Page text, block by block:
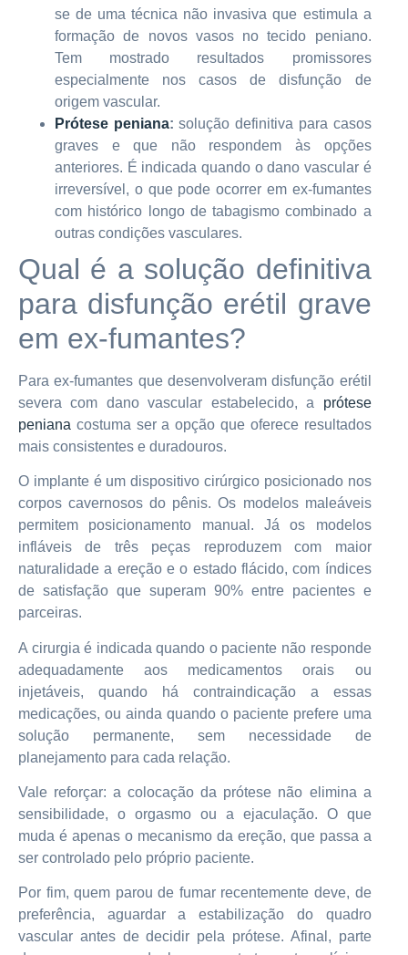
se de uma técnica não invasiva que estimula a
formação de novos vasos no tecido peniano.
Tem mostrado resultados promissores
especialmente nos casos de disfunção de
origem vascular.
Prótese peniana: solução definitiva para casos
graves e que não respondem às opções
anteriores. É indicada quando o dano vascular é
irreversível, o que pode ocorrer em ex-fumantes
com histórico longo de tabagismo combinado a
outras condições vasculares.
Qual é a solução definitiva
para disfunção erétil grave
em ex-fumantes?
Para ex-fumantes que desenvolveram disfunção erétil
severa com dano vascular estabelecido, a prótese
peniana costuma ser a opção que oferece resultados
mais consistentes e duradouros.
O implante é um dispositivo cirúrgico posicionado nos
corpos cavernosos do pênis. Os modelos maleáveis
permitem posicionamento manual. Já os modelos
infláveis de três peças reproduzem com maior
naturalidade a ereção e o estado flácido, com índices
de satisfação que superam 90% entre pacientes e
parceiras.
A cirurgia é indicada quando o paciente não responde
adequadamente aos medicamentos orais ou
injetáveis, quando há contraindicação a essas
medicações, ou ainda quando o paciente prefere uma
solução permanente, sem necessidade de
planejamento para cada relação.
Vale reforçar: a colocação da prótese não elimina a
sensibilidade, o orgasmo ou a ejaculação. O que
muda é apenas o mecanismo da ereção, que passa a
ser controlado pelo próprio paciente.
Por fim, quem parou de fumar recentemente deve, de
preferência, aguardar a estabilização do quadro
vascular antes de decidir pela prótese. Afinal, parte